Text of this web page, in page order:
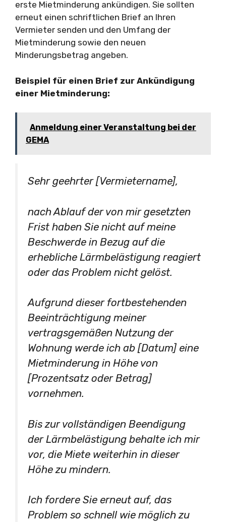
erste Mietminderung ankündigen. Sie sollten
erneut einen schriftlichen Brief an Ihren
Vermieter senden und den Umfang der
Mietminderung sowie den neuen
Minderungsbetrag angeben.
Beispiel für einen Brief zur Ankündigung
einer Mietminderung:
Anmeldung einer Veranstaltung bei der
GEMA
Sehr geehrter [Vermietername],
nach Ablauf der von mir gesetzten
Frist haben Sie nicht auf meine
Beschwerde in Bezug auf die
erhebliche Lärmbelästigung reagiert
oder das Problem nicht gelöst.
Aufgrund dieser fortbestehenden
Beeinträchtigung meiner
vertragsgemäßen Nutzung der
Wohnung werde ich ab [Datum] eine
Mietminderung in Höhe von
[Prozentsatz oder Betrag]
vornehmen.
Bis zur vollständigen Beendigung
der Lärmbelästigung behalte ich mir
vor, die Miete weiterhin in dieser
Höhe zu mindern.
Ich fordere Sie erneut auf, das
Problem so schnell wie möglich zu